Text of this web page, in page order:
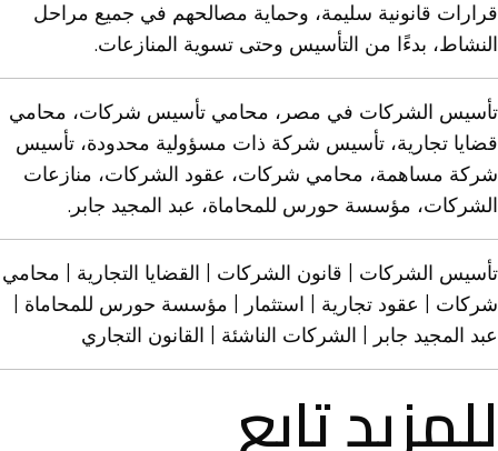
قرارات قانونية سليمة، وحماية مصالحهم في جميع مراحل
النشاط، بدءًا من التأسيس وحتى تسوية المنازعات.
تأسيس الشركات في مصر ، محامي تأسيس شركات، محامي
قضايا تجارية، تأسيس شركة ذات مسؤولية محدودة، تأسيس
شركة مساهمة، محامي شركات، عقود الشركات، منازعات
الشركات، مؤسسة حورس للمحاماة، عبد المجيد جابر.
تأسيس الشركات | قانون الشركات | القضايا التجارية | محامي
شركات | عقود تجارية | استثمار | مؤسسة حورس للمحاماة |
عبد المجيد جابر | الشركات الناشئة | القانون التجاري
للمزيد تابع